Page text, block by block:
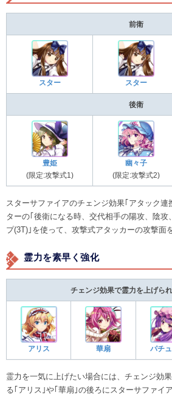
前衛
スター スター
後衛
豊姫
(限定:攻撃式1)
幽々子
(限定:攻撃式2)
スターサファイアのチェンジ効果｢アタック連
ターの｢後衛になる時、交代相手の陽攻、陰攻
プ(3T)｣を使って、攻撃式アタッカーの攻撃面
霊力を素早く強化
チェンジ効果で霊力を上げら
アリス 華扇 パチ
霊力を一気に上げたい場合には、チェンジ効
る｢アリス｣や｢華扇｣の後ろにスターサファイ